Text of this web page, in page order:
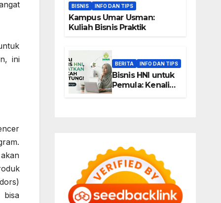
ini
bisa
BISNIS INFO DAN TIPS
Kampus Umar Usman:
Kuliah Bisnis Praktik
BERITA INFO DAN TIPS
Bisnis HNI untuk
Pemula: Kenali
Peluang Usaha